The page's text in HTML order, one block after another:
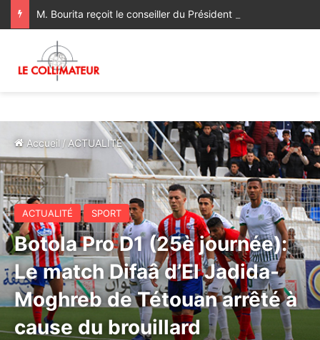
Accueil /ACTUALITÉ
ACTUALITÉ SPORT
Botola Pro D1 (25è journée):
Le match Difaâ d’El Jadida-
Moghreb de Tétouan arrêté à
cause du brouillard